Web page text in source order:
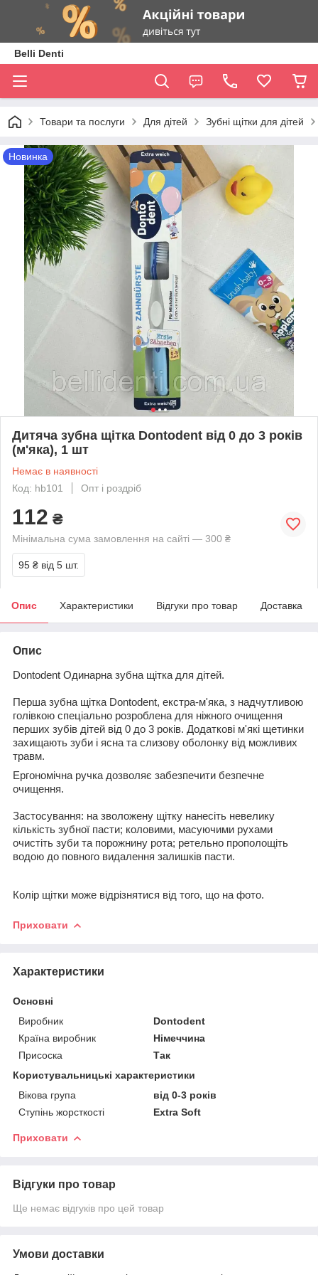
Belli Denti
Товари та послуги Для дітей Зубні щітки для дітей
Новинка
Дитяча зубна щітка Dontodent від 0 до 3 років
(м'яка), 1 шт
Немає в наявності
Код: hb101
Опт і роздріб
112 ₴
Мінімальна сума замовлення на сайті — 300 ₴
95 ₴ від 5 шт.
Опис Характеристики Відгуки про товар Доставка
Опис
Dontodent Одинарна зубна щітка для дітей.
Перша зубна щітка Dontodent, екстра-м'яка, з надчутливою
голівкою спеціально розроблена для ніжного очищення
перших зубів дітей від 0 до 3 років. Додаткові м'які щетинки
захищають зуби і ясна та слизову оболонку від можливих
травм.
Ергономічна ручка дозволяє забезпечити безпечне
очищення.
Застосування: на зволожену щітку нанесіть невелику
кількість зубної пасти; коловими, масуючими рухами
очистіть зуби та порожнину рота; ретельно прополощіть
водою до повного видалення залишків пасти.
Колір щітки може відрізнятися від того, що на фото.
Приховати
Характеристики
Основні
Виробник
Dontodent
Країна виробник
Німеччина
Присоска
Так
Користувальницькі характеристики
Вікова група
від 0-3 років
Ступінь жорсткості
Extra Soft
Приховати
Відгуки про товар
Ще немає відгуків про цей товар
Умови доставки